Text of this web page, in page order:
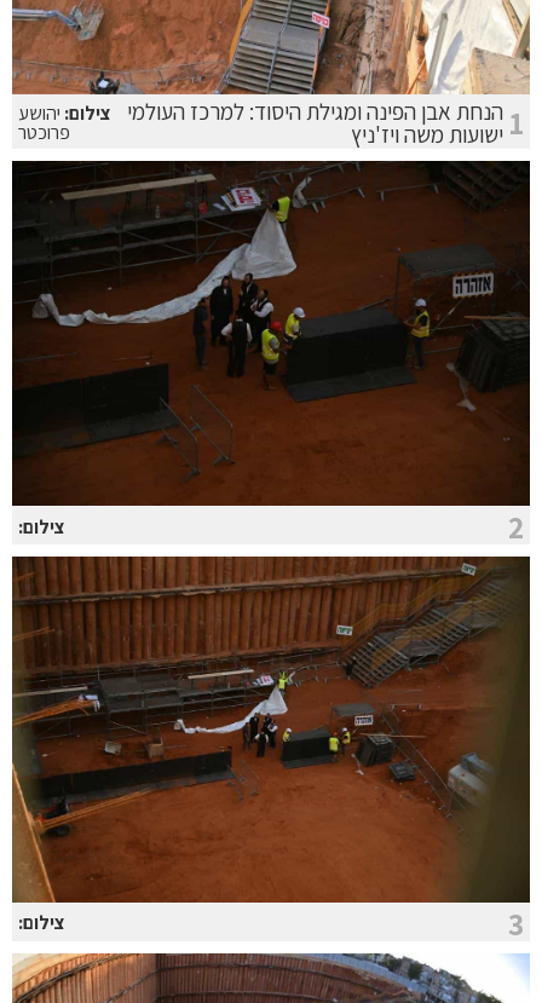
1 הנחת אבן הפינה ומגילת היסוד: למרכז העולמי
ישועות משה ויז'ניץ
צילום: יהושע
פרוכטר
2 צילום:
3 צילום: